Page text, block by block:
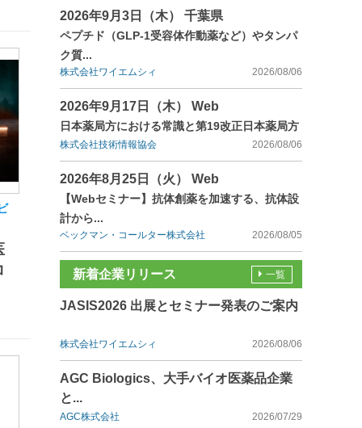
2026年9月3日（木） 千葉県
ペプチド（GLP-1受容体作動薬など）やタンパ
ク質...
株式会社ワイエムシィ 2026/08/06
2026年9月17日（木） Web
日本薬局方における常識と第19改正日本薬局方
株式会社技術情報協会 2026/08/06
2026年8月25日（火） Web
【Webセミナー】抗体創薬を加速する、抗体設
計から...
ベックマン・コールター株式会社 2026/08/05
新着企業リリース
JASIS2026 出展とセミナー発表のご案内
株式会社ワイエムシィ 2026/08/06
AGC Biologics、大手バイオ医薬品企業
と...
AGC株式会社 2026/07/29
一覧